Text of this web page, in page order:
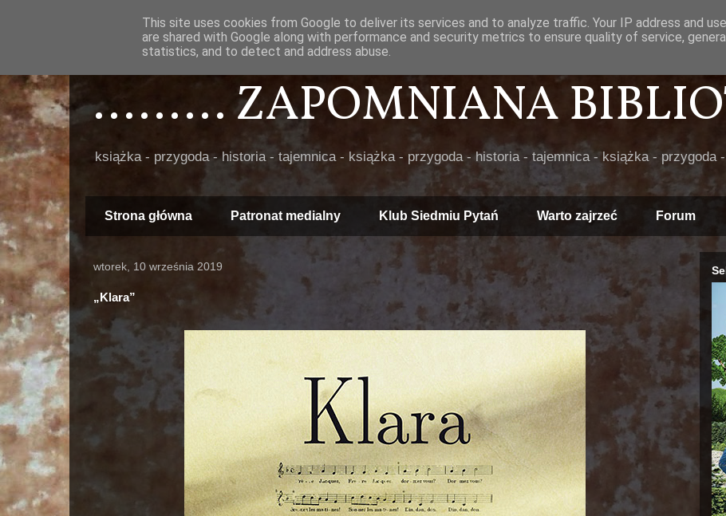
......... ZAPOMNIANA
książka - przygoda - historia - tajemnica - książka - przygoda - historia - tajemnica - książka - przygoda
Strona główna Patronat medialny Klub Siedmiu Pytań Warto zajrzeć Forum
wtorek, 10 września 2019
„Klara”
This site uses cookies from Google to deliver its services and to analyze traffic. Your IP address and
are shared with Google along with performance and security metrics to ensure quality of service,
statistics, and to detect and address abuse.